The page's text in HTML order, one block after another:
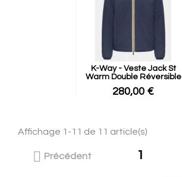
K-Way - Veste Jack St
Warm Double Réversible
280,00 €
Affichage 1-11 de 11 article(s)
 Précédent 1